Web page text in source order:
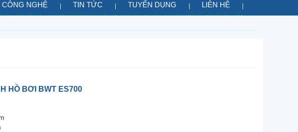
CÔNG NGHỆ TIN TỨC TUYỂN DỤNG LIÊN HỆ
HỒ BƠI BWT ES700